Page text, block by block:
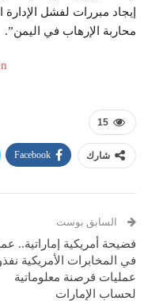
إيجاد مبررات لفشل الإدارة
محاربة الإرهاب في اليمن”.
15
شارك Facebook
السابق بوست
فضيحة أمريكية إماراتية..
في المخابرات الأمريكية
عمليات قرصنة معلوماتية
لحساب الإمارات